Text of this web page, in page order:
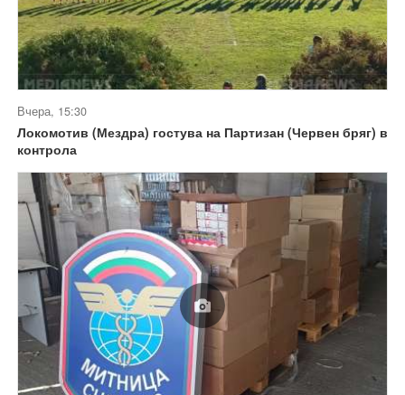
Вчера, 15:30
Локомотив (Мездра) гостува на Партизан (Червен бряг) в
контрола